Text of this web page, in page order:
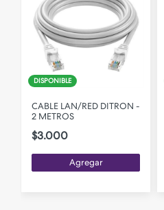
DISPONIBLE
CABLE LAN/RED DITRON -
2 METROS
$3.000
Agregar